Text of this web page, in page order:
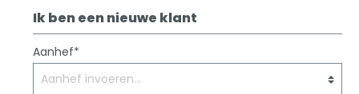
Ik ben een nieuwe klant
Aanhef*